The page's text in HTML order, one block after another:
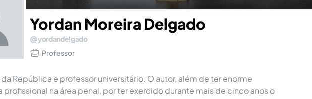
Yordan Moreira Delgado
yordandelgado
Professor
República e professor universitário. O autor, além de ter enorme
profissional na área penal, por ter exercido durante mais de cinco anos o